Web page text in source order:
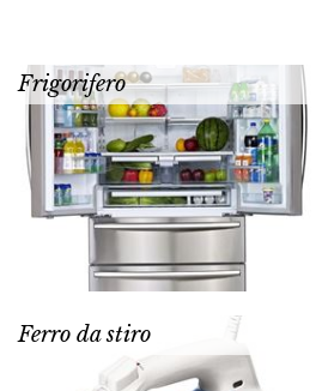
Frigorifero
Ferro da stiro